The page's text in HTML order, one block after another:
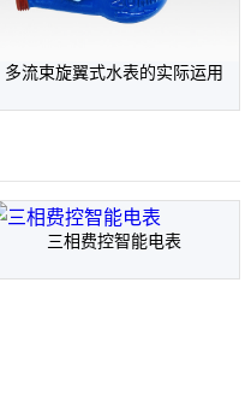
多流束旋翼式水表的实际运用
三相费控智能电表